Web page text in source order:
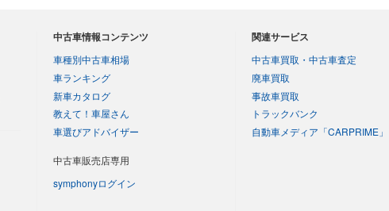
中古車情報コンテンツ
車種別中古車相場
車ランキング
新車カタログ
教えて！車屋さん
車選びアドバイザー
中古車販売店専用
symphonyログイン
関連サービス
中古車買取・中古車査定
廃車買取
事故車買取
トラックバンク
自動車メディア「CARPRIME」